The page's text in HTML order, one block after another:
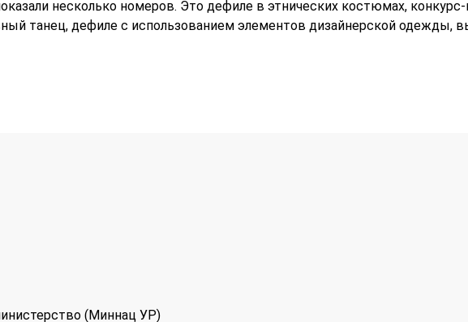
несколько номеров. Это дефиле в этнических костюмах, конкурс-
танец, дефиле с использованием элементов дизайнерской одежды,
(Миннац УР)